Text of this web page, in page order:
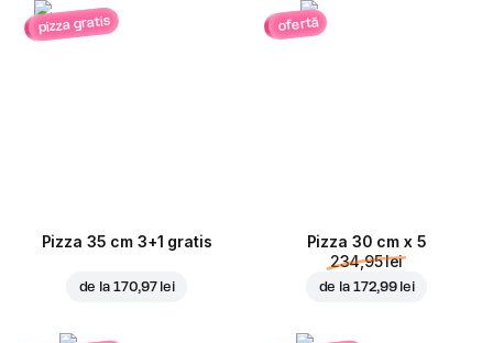
pizza gratis
Pizza 35 cm 3+1 gratis
de la 170,97 lei
ofertă
Pizza 30 cm x 5
234,95 lei
de la 172,99 lei